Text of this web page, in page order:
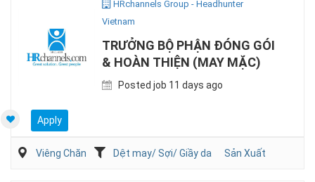
HRchannels Group - Headhunter
Vietnam
TRƯỞNG BỘ PHẬN ĐÓNG GÓI
& HOÀN THIỆN (MAY MẶC)
Posted job 11 days ago
Apply
Viêng Chăn Dệt may/ Sợi/ Giầy da Sản Xuất